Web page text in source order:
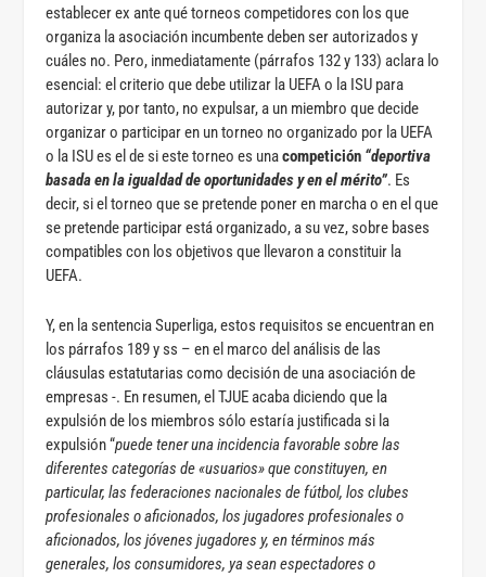
establecer ex ante qué torneos competidores con los que
organiza la asociación incumbente deben ser autorizados y
cuáles no. Pero, inmediatamente (párrafos 132 y 133) aclara lo
esencial: el criterio que debe utilizar la UEFA o la ISU para
autorizar y, por tanto, no expulsar, a un miembro que decide
organizar o participar en un torneo no organizado por la UEFA
o la ISU es el de si este torneo es unacompetición “deportiva
basada en la igualdad de oportunidades y en el mérito”. Es
decir, si el torneo que se pretende poner en marcha o en el que
se pretende participar está organizado, a su vez, sobre bases
compatibles con los objetivos que llevaron a constituir la
UEFA.
Y, en la sentencia Superliga, estos requisitos se encuentran en
los párrafos 189 y ss – en el marco del análisis de las
cláusulas estatutarias como decisión de una asociación de
empresas -. En resumen, el TJUE acaba diciendo que la
expulsión de los miembros sólo estaría justificada si la
expulsión “puede tener una incidencia favorable sobre las
diferentes categorías de «usuarios» que constituyen,en
particular, las federaciones nacionales de fútbol, los clubes
profesionales o aficionados, losjugadores profesionales o
aficionados, los jóvenes jugadores y, en términos más
generales, losconsumidores, ya sean espectadores o